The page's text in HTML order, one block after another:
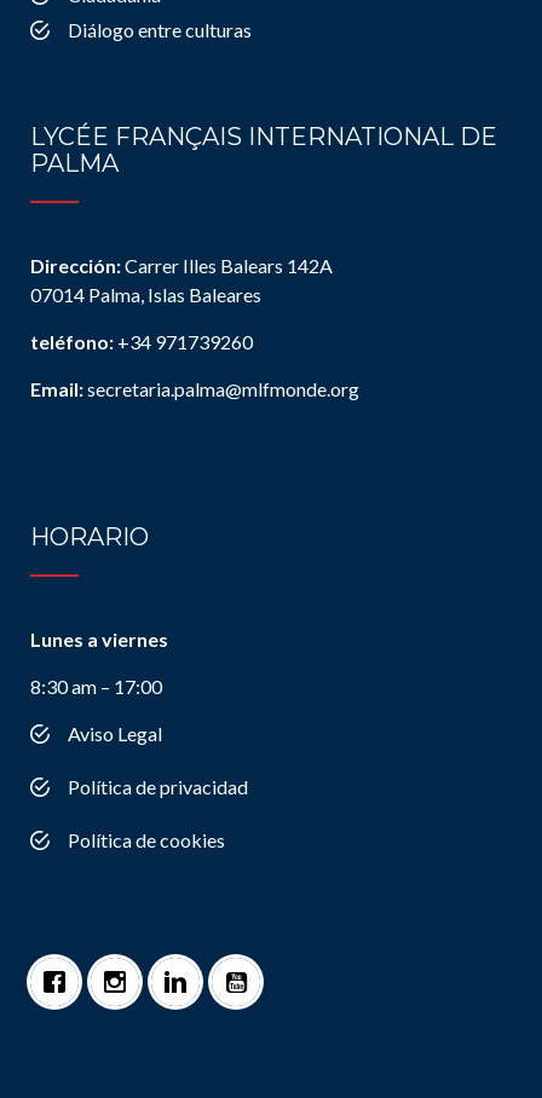
Diálogo entre culturas
LYCÉE FRANÇAIS INTERNATIONAL DE
PALMA
Dirección:Carrer Illes Balears 142A
07014 Palma, Islas Baleares
teléfono: +34 971739260
Email:secretaria.palma@mlfmonde.org
HORARIO
Lunes a viernes
8:30 am – 17:00
Aviso Legal
Política de privacidad
Política de cookies